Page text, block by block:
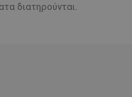
διατηρούνται.